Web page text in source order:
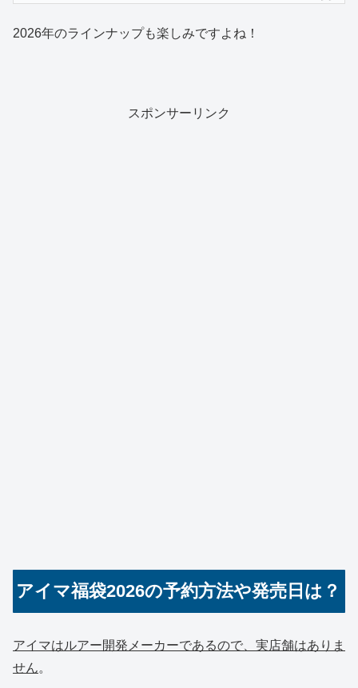
2026年のラインナップも楽しみですよね！
スポンサーリンク
アイマ福袋2026の予約方法や発売日は？
アイマはルアー開発メーカーであるので、実店舗はありま
せん。